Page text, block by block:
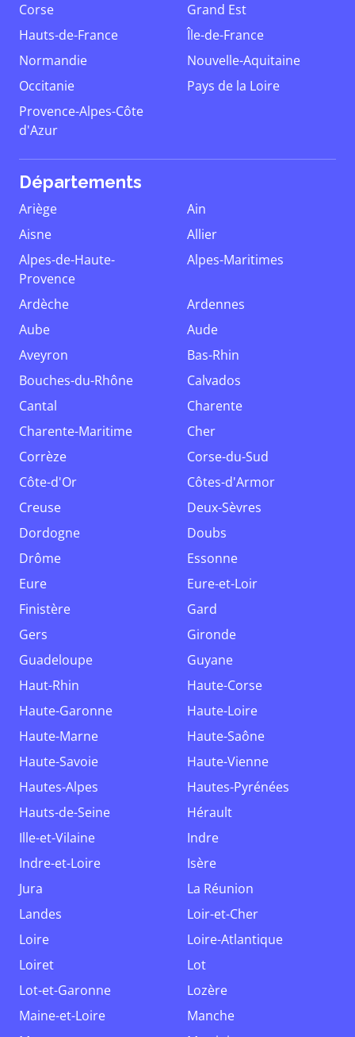
Corse
Grand Est
Hauts-de-France
Île-de-France
Normandie
Nouvelle-Aquitaine
Occitanie
Pays de la Loire
Provence-Alpes-Côte
d'Azur
Départements
Ariège
Ain
Aisne
Allier
Alpes-de-Haute-
Provence
Alpes-Maritimes
Ardèche
Ardennes
Aube
Aude
Aveyron
Bas-Rhin
Bouches-du-Rhône
Calvados
Cantal
Charente
Charente-Maritime
Cher
Corrèze
Corse-du-Sud
Côte-d'Or
Côtes-d'Armor
Creuse
Deux-Sèvres
Dordogne
Doubs
Drôme
Essonne
Eure
Eure-et-Loir
Finistère
Gard
Gers
Gironde
Guadeloupe
Guyane
Haut-Rhin
Haute-Corse
Haute-Garonne
Haute-Loire
Haute-Marne
Haute-Saône
Haute-Savoie
Haute-Vienne
Hautes-Alpes
Hautes-Pyrénées
Hauts-de-Seine
Hérault
Ille-et-Vilaine
Indre
Indre-et-Loire
Isère
Jura
La Réunion
Landes
Loir-et-Cher
Loire
Loire-Atlantique
Loiret
Lot
Lot-et-Garonne
Lozère
Maine-et-Loire
Manche